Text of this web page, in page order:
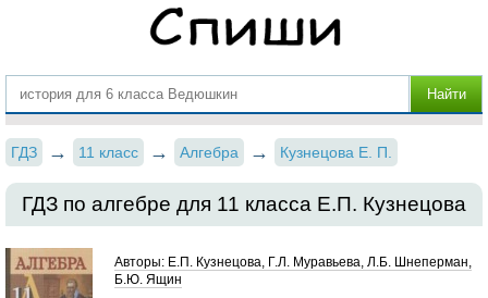
ГДЗ 11 класс Алгебра Кузнецова Е. П.
ГДЗ по алгебре для 11 класса Е.П. Кузнецова
Авторы: Е.П. Кузнецова, Г.Л. Муравьева, Л.Б. Шнеперман,
Б.Ю. Ящин